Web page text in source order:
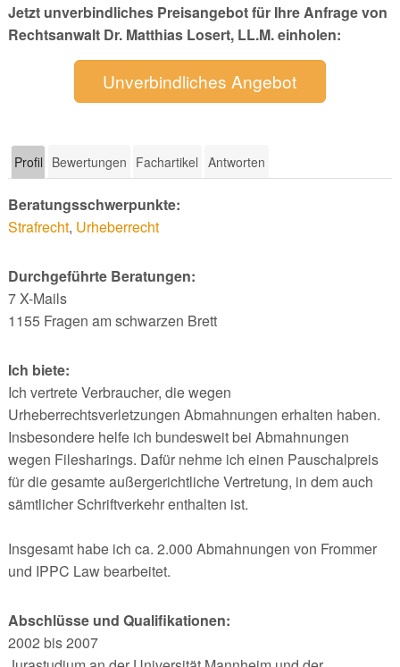
Jetzt unverbindliches Preisangebot für Ihre Anfrage von
Rechtsanwalt Dr. Matthias Losert, LL.M. einholen:
Unverbindliches Angebot
Profil Bewertungen Fachartikel Antworten
Beratungsschwerpunkte:
Strafrecht, Urheberrecht
Durchgeführte Beratungen:
7 X-Mails
1155 Fragen am schwarzen Brett
Ich biete:
Ich vertrete Verbraucher, die wegen
Urheberrechtsverletzungen Abmahnungen erhalten haben.
Insbesondere helfe ich bundesweit bei Abmahnungen
wegen Filesharings. Dafür nehme ich einen Pauschalpreis
für die gesamte außergerichtliche Vertretung, in dem auch
sämtlicher Schriftverkehr enthalten ist.
Insgesamt habe ich ca. 2.000 Abmahnungen von Frommer
und IPPC Law bearbeitet.
Abschlüsse und Qualifikationen:
2002 bis 2007